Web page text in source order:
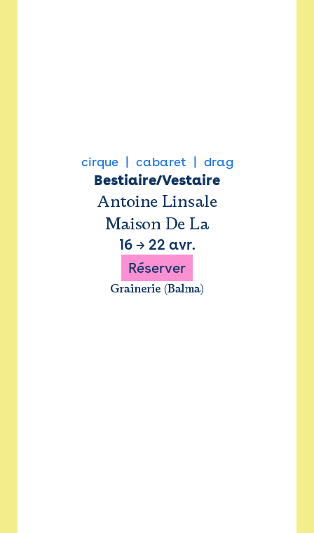
cirque cabaret drag
Bestiaire/Vestaire
Antoine Linsale
Maison De La
16→ 22 avr.
Réserver
Grainerie (Balma)